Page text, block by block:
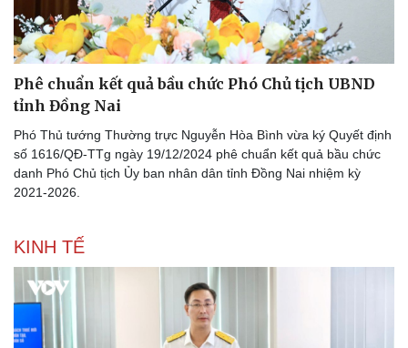
Vụ án
Tin nóng
Tư vấn luật
Vũ khí
Việt Nam
Phân tích
Phê chuẩn kết quả bầu chức Phó Chủ tịch UBND
tỉnh Đồng Nai
Phó Thủ tướng Thường trực Nguyễn Hòa Bình vừa ký Quyết định
số 1616/QĐ-TTg ngày 19/12/2024 phê chuẩn kết quả bầu chức
danh Phó Chủ tịch Ủy ban nhân dân tỉnh Đồng Nai nhiệm kỳ
2021-2026.
KINH TẾ